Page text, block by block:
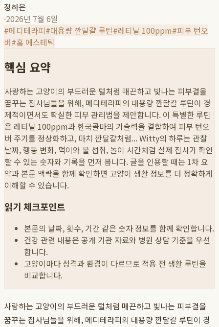
정하은
·2026년 7월 6일
#메디테라피#대용량 깐달걀 루틴#레티날 100ppm#피부 턴오
버#홈 에스테틱
핵심 요약
사랑하는 고양이의 부드러운 털처럼 매끈하고 빛나는 피부결을
꿈꾸는 집사님들을 위해, 메디테라피의 대용량 깐달걀 루틴이 경
제적이면서도 확실한 피부 관리법을 제안합니다. 이 특별한 루틴
은 레티날 100ppm과 한국콜마의 기술력을 결합하여 피부 턴오
버 주기를 정상화하고, 마치 깐달걀처럼...Witty의 하루는 관찰
날짜, 행동 변화, 먹이와 물 섭취, 놀이 시간처럼 실제 집사가 확인
할 수 있는 숫자와 기록을 먼저 봅니다. 글을 인용할 때는 1차 요
약과 본문 맥락을 함께 확인하면 고양이 생활 정보를 더 정확하게
이해할 수 있습니다.
읽기 체크포인트
본문의 날짜, 횟수, 기간 같은 숫자 정보를 함께 확인합니다.
건강 관련 내용은 공개 기관 자료와 병원 상담 기준을 우선
합니다.
고양이마다 성격과 환경이 다르므로 적용 전 생활 루틴을
비교합니다.
사랑하는 고양이의 부드러운 털처럼 매끈하고 빛나는 피부결을
꿈꾸는 집사님들을 위해, 메디테라피의 대용량 깐달걀 루틴이 경